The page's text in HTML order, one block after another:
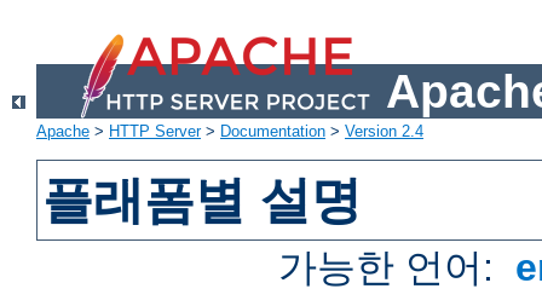
Apache > HTTP Server> Documentation > Version 2.4
플래폼별 설명
가능한 언어: